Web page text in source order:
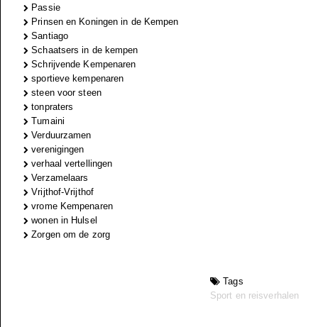
Passie
Prinsen en Koningen in de Kempen
Santiago
Schaatsers in de kempen
Schrijvende Kempenaren
sportieve kempenaren
steen voor steen
tonpraters
Tumaini
Verduurzamen
verenigingen
verhaal vertellingen
Verzamelaars
Vrijthof-Vrijthof
vrome Kempenaren
wonen in Hulsel
Zorgen om de zorg
Tags
Sport en reisverhalen